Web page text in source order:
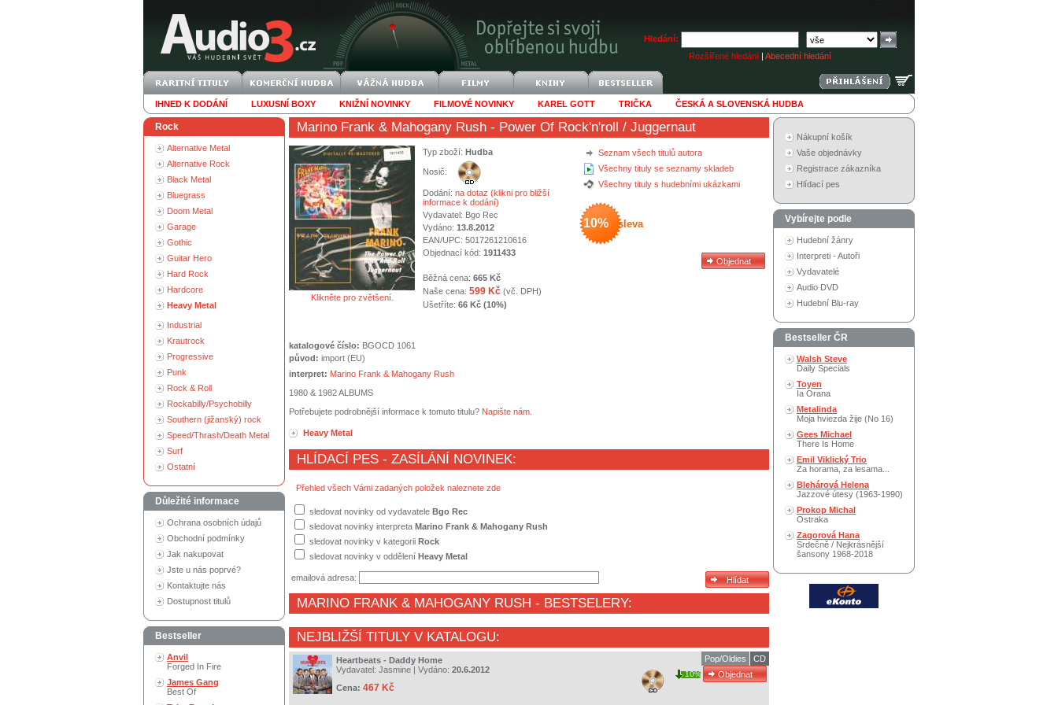
Hledání:
Rozšířené hledání | Abecední hledání
IHNED K DODÁNÍ LUXUSNÍ BOXY KNIŽNÍ NOVINKY FILMOVÉ NOVINKY KAREL GOTT TRIČKA ČESKÁ A SLOVENSKÁ HUDBA
Rock
Alternative Metal
Alternative Rock
Black Metal
Bluegrass
Doom Metal
Garage
Gothic
Guitar Hero
Hard Rock
Hardcore
Heavy Metal
Industrial
Krautrock
Progressive
Punk
Rock & Roll
Rockabilly/Psychobilly
Southern (jižanský) rock
Speed/Thrash/Death Metal
Surf
Ostatní
Důležité informace
Ochrana osobních údajů
Obchodní podmínky
Jak nakupovat
Jste u nás poprvé?
Kontaktujte nás
Dostupnost titulů
Bestseller
Anvil
Forged In Fire
James Gang
Best Of
Marino Frank & Mahogany Rush - Power Of Rock'n'roll / Juggernaut
Klikněte pro zvětšení.
Seznam všech titulů autora
Všechny tituly se seznamy skladeb
Všechny tituly s hudebními ukázkami
10% sleva
Typ zboží: Hudba
Nosič:
Dodání: na dotaz (klikni pro bližší
informace k dodání)
Vydavatel: Bgo Rec
Vydáno: 13.8.2012
EAN/UPC: 5017261210616
Objednací kód: 1911433
Běžná cena: 665 Kč
Naše cena: 599 Kč (vč. DPH)
Ušetříte: 66 Kč (10%)
katalogové číslo: BGOCD 1061
původ: import (EU)
interpret: Marino Frank & Mahogany Rush
1980 & 1982 ALBUMS
Potřebujete podrobnější informace k tomuto titulu? Napište nám
Heavy Metal
HLÍDACÍ PES - ZASÍLÁNÍ NOVINEK:
Přehled všech Vámi zadaných položek naleznete zde
sledovat novinky od vydavatele Bgo Rec
sledovat novinky interpreta Marino Frank & Mahogany Rush
sledovat novinky v kategorii Rock
sledovat novinky v oddělení Heavy Metal
emailová adresa:
MARINO FRANK & MAHOGANY RUSH - BESTSELERY:
NEJBLIŽŠÍ TITULY V KATALOGU:
Heartbeats - Daddy Home
Vydavatel: Jasmine | Vydáno: 20.6.2012
Cena: 467 Kč
CD
Pop/Oldies
10%
Nákupní košík
Vaše objednávky
Registrace zákazníka
Hlídací pes
Vybírejte podle
Hudební žánry
Interpreti - Autoři
Vydavatelé
Audio DVD
Hudební Blu-ray
Bestseller ČR
Walsh Steve
Daily Specials
Toyen
Ia Orana
Metalinda
Moja hviezda žije (No 16)
Gees Michael
There Is Home
Emil Viklický Trio
Za horama, za lesama...
Blehárová Helena
Jazzové útesy (1963-1990)
Prokop Michal
Ostraka
Zagorová Hana
Srdečně / Nejkrásnější
šansony 1968-2018